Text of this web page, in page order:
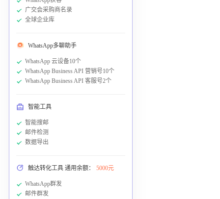
广交会采购商名录
全球企业库
WhatsApp多聊助手
WhatsApp 云设备10个
WhatsApp Business API 营销号10个
WhatsApp Business API 客服号2个
智能工具
智能搜邮
邮件检测
数据导出
触达转化工具 通用余额： 5000元
WhatsApp群发
邮件群发